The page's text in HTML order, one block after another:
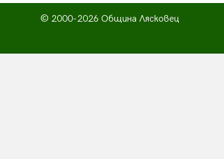
© 2000-2026 Община Лясковец